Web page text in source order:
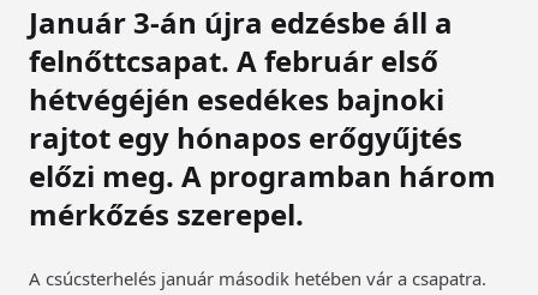
Január 3-án újra edzésbe áll a
felnőttcsapat. A február első
hétvégéjén esedékes bajnoki
rajtot egy hónapos erőgyűjtés
előzi meg. A programban három
mérkőzés szerepel.
A csúcsterhelés január második hetében vár a csapatra.